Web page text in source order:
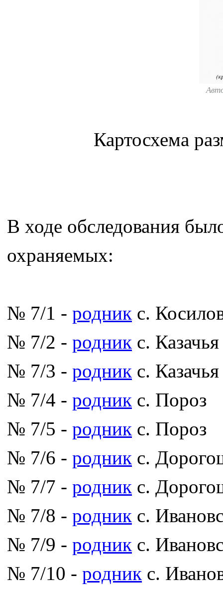
Картосхема
В ходе обследования
охраняемых:
№ 7/1 - родник с.
№ 7/2 - родник с.
№ 7/3 - родник с.
№ 7/4 - родник с. Пороз
№ 7/5 - родник с. Пороз
№ 7/6 - родник с.
№ 7/7 - родник с.
№ 7/8 - родник с.
№ 7/9 - родник с.
№ 7/10 - родник с.